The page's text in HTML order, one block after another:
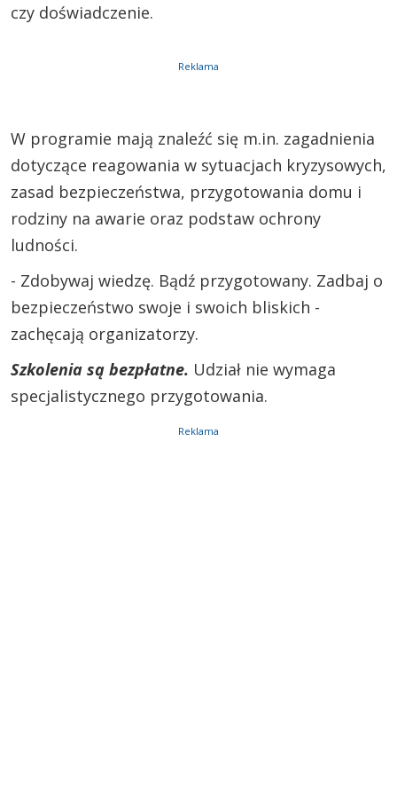
czy doświadczenie.
Reklama
W programie mają znaleźć się m.in. zagadnienia
dotyczące reagowania w sytuacjach kryzysowych,
zasad bezpieczeństwa, przygotowania domu i
rodziny na awarie oraz podstaw ochrony
ludności.
- Zdobywaj wiedzę. Bądź przygotowany. Zadbaj o
bezpieczeństwo swoje i swoich bliskich -
zachęcają organizatorzy.
Szkolenia są bezpłatne. Udział nie wymaga
specjalistycznego przygotowania.
Reklama